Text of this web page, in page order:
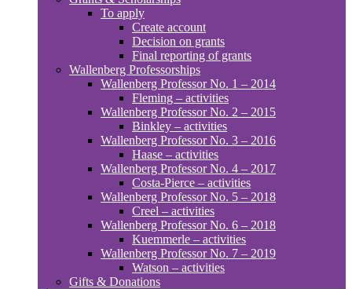
To apply
Create account
Decision on grants
Final reporting of grants
Wallenberg Professorships
Wallenberg Professor No. 1 – 2014
Fleming – activities
Wallenberg Professor No. 2 – 2015
Binkley – activities
Wallenberg Professor No. 3 – 2016
Haase – activities
Wallenberg Professor No. 4 – 2017
Costa-Pierce – activities
Wallenberg Professor No. 5 – 2018
Creel – activities
Wallenberg Professor No. 6 – 2018
Kuemmerle – activities
Wallenberg Professor No. 7 – 2019
Watson – activities
Gifts & Donations